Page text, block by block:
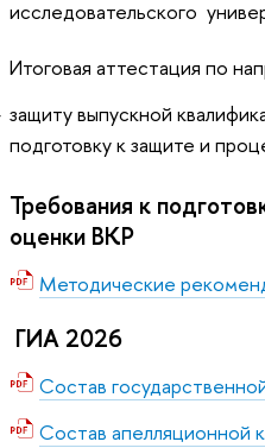
исследовательского
Итоговая аттестация по
защиту выпускной
подготовку к защите и
Требования к
оценки ВКР
Методические
ГИА 2026
Состав
Состав апелляционной